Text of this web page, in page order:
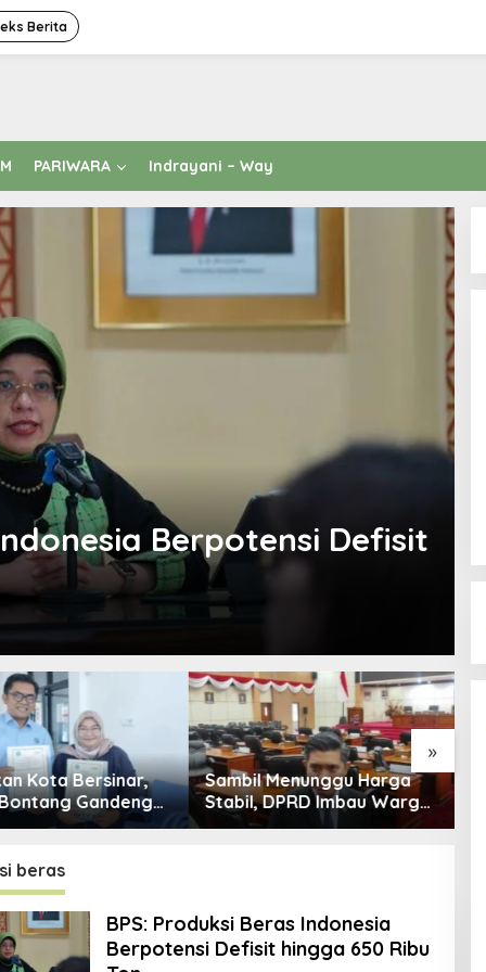
Berita
PARIWARA Indrayani – Way
Berpotensi Defisit
»
Kota Bersinar,
Gandeng
Sinergi
Sambil Menunggu Harga
Stabil, DPRD Imbau Warga
Hemat Energi dan BBM
beras
BPS: Produksi Beras Indonesia
Berpotensi Defisit hingga 650 Ribu